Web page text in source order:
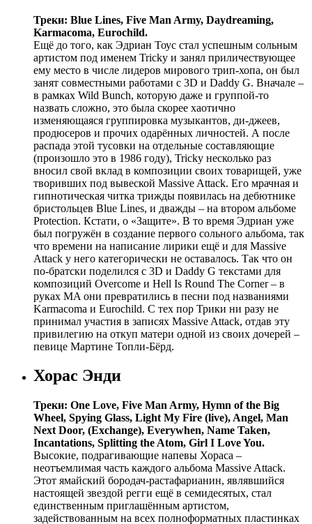
Треки: Blue Lines, Five Man Army, Daydreaming,
Karmacoma, Eurochild.
Ещё до того, как Эдриан Тоус стал успешным сольным
артистом под именем Tricky и занял приличествующее
ему место в числе лидеров мирового трип-хопа, он был
занят совместными работами с 3D и Daddy G. Вначале –
в рамках Wild Bunch, которую даже и группой-то
назвать сложно, это была скорее хаотично
изменяющаяся группировка музыкантов, ди-джеев,
продюсеров и прочих одарённых личностей. А после
распада этой тусовки на отдельные составляющие
(произошло это в 1986 году), Tricky несколько раз
вносил свой вклад в композиции своих товарищей, уже
творивших под вывеской Massive Attack. Его мрачная и
гипнотическая читка трижды появилась на дебютнике
бристольцев Blue Lines, и дважды – на втором альбоме
Protection. Кстати, о «Защите». В то время Эдриан уже
был погружён в создание первого сольного альбома, так
что времени на написание лирики ещё и для Massive
Attack у него категорически не оставалось. Так что он
по-братски поделился с 3D и Daddy G текстами для
композиций Overcome и Hell Is Round The Corner – в
руках MA они превратились в песни под названиями
Karmacoma и Eurochild. С тех пор Трики ни разу не
принимал участия в записях Massive Attack, отдав эту
привилегию на откуп матери одной из своих дочерей –
певице Мартине Топли-Бёрд.
Хорас Энди
Треки: One Love, Five Man Army, Hymn of the Big
Wheel, Spying Glass, Light My Fire (live), Angel, Man
Next Door, (Exchange), Everywhen, Name Taken,
Incantations, Splitting the Atom, Girl I Love You.
Высокие, подрагивающие напевы Хораса –
неотъемлимая часть каждого альбома Massive Attack.
Этот ямайский бородач-растафарианин, являвшийся
настоящей звездой регги ещё в семидесятых, стал
единственным приглашённым артистом,
задействованным на всех полноформатных пластинках